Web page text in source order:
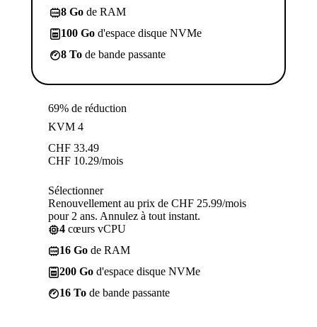
8 Go de RAM
100 Go d'espace disque NVMe
8 To de bande passante
69% de réduction
KVM 4
CHF 33.49
CHF 10.29/mois
Sélectionner
Renouvellement au prix de CHF 25.99/mois
pour 2 ans. Annulez à tout instant.
4 cœurs vCPU
16 Go de RAM
200 Go d'espace disque NVMe
16 To de bande passante